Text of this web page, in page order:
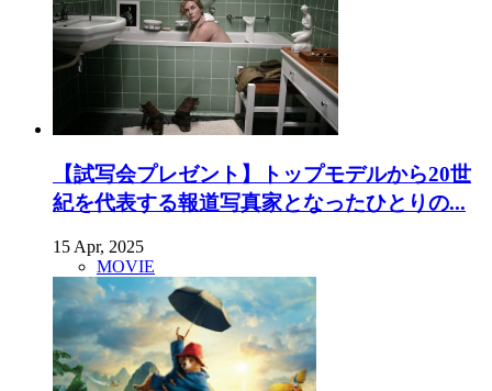
【試写会プレゼント】トップモデルから20世
紀を代表する報道写真家となったひとりの...
15 Apr, 2025
MOVIE